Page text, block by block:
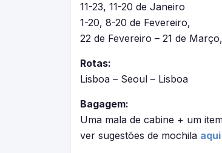
11-23, 11-20 de Janeiro
1-20, 8-20 de Fevereiro,
22 de Fevereiro – 21 de
Rotas:
Lisboa – Seoul – Lisboa
Bagagem:
Uma mala de cabine + um
ver sugestões de mochila aqui